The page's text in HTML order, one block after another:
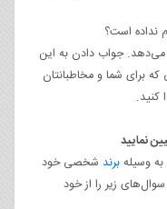
نداده است؟
می‌دهد. جواب دادن به این
برای شما و مخاطبانتان
کنید.
نمایید
وسیلهبرند شخصی خود
زیر را از خود